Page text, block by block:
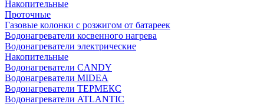
Накопительные
Проточные
Газовые колонки с розжигом от батареек
Водонагреватели косвенного нагрева
Водонагреватели электрические
Накопительные
Водонагреватели CANDY
Водонагреватели MIDEA
Водонагреватели ТЕРМЕКС
Водонагреватели ATLANTIC